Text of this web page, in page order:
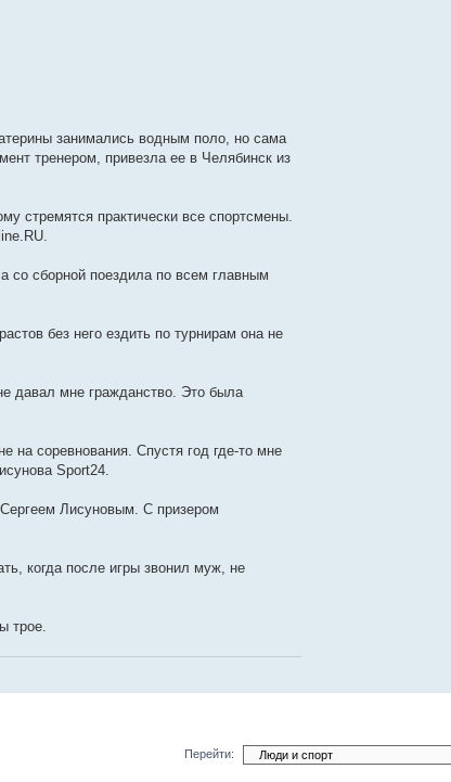
занимались водным поло, но сама
тренером, привезла ее в Челябинск из
стремятся практически все спортсмены.
со сборной поездила по всем главным
без него ездить по турнирам она не
давал мне гражданство. Это была
на соревнования. Спустя год где-то мне
Sport24.
Лисуновым. С призером
когда после игры звонил муж, не
трое.
Перейти: